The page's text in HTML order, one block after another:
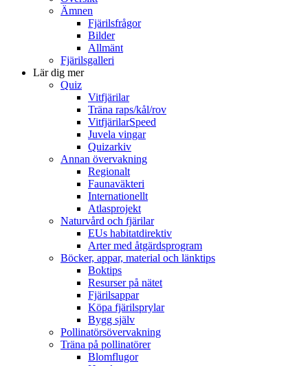
Ämnen
Fjärilsfrågor
Bilder
Allmänt
Fjärilsgalleri
Lär dig mer
Quiz
Vitfjärilar
Träna raps/kål/rov
VitfjärilarSpeed
Juvela vingar
Quizarkiv
Annan övervakning
Regionalt
Faunaväkteri
Internationellt
Atlasprojekt
Naturvård och fjärilar
EUs habitatdirektiv
Arter med åtgärdsprogram
Böcker, appar, material och länktips
Boktips
Resurser på nätet
Fjärilsappar
Köpa fjärilsprylar
Bygg själv
Pollinatörsövervakning
Träna på pollinatörer
Blomflugor